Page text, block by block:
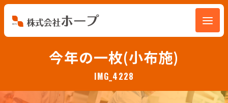
会社を知る今年の一枚(小布施)
IMG_4228